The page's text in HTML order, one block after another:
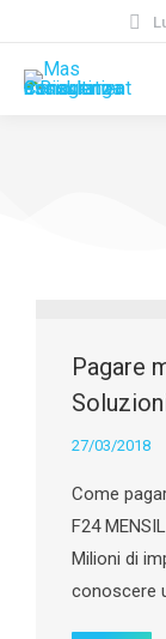
Pagare
27/03/2018
Come
F24
Milioni di
conoscere